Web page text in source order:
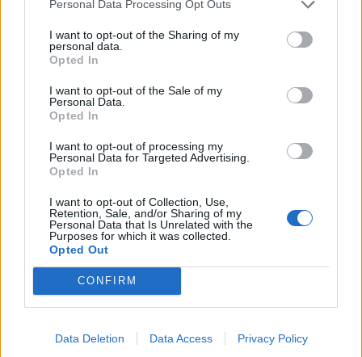
Personal Data Processing Opt Outs
I want to opt-out of the Sharing of my
personal data.
Opted In
I want to opt-out of the Sale of my
Personal Data.
Opted In
I want to opt-out of processing my
Personal Data for Targeted Advertising.
Opted In
I want to opt-out of Collection, Use,
Retention, Sale, and/or Sharing of my
Personal Data that Is Unrelated with the
Purposes for which it was collected.
Opted Out
CONFIRM
Data Deletion Data Access Privacy Policy